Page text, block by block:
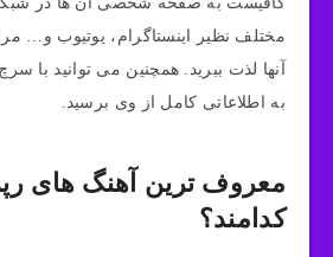
مختلف نظیر اینستاگرام، یوتیوب و…
آنها لذت ببرید. همچنین می توانید با
به اطلاعاتی کامل از وی برسید.
معروف ترین آهنگ های
کدامند؟